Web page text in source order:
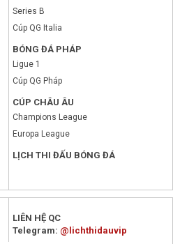
Series B
Cúp QG Italia
BÓNG ĐÁ PHÁP
Ligue 1
Cúp QG Pháp
CÚP CHÂU ÂU
Champions League
Europa League
LỊCH THI ĐẤU BÓNG ĐÁ
LIÊN HỆ QC
Telegram: @lichthidauvip
x